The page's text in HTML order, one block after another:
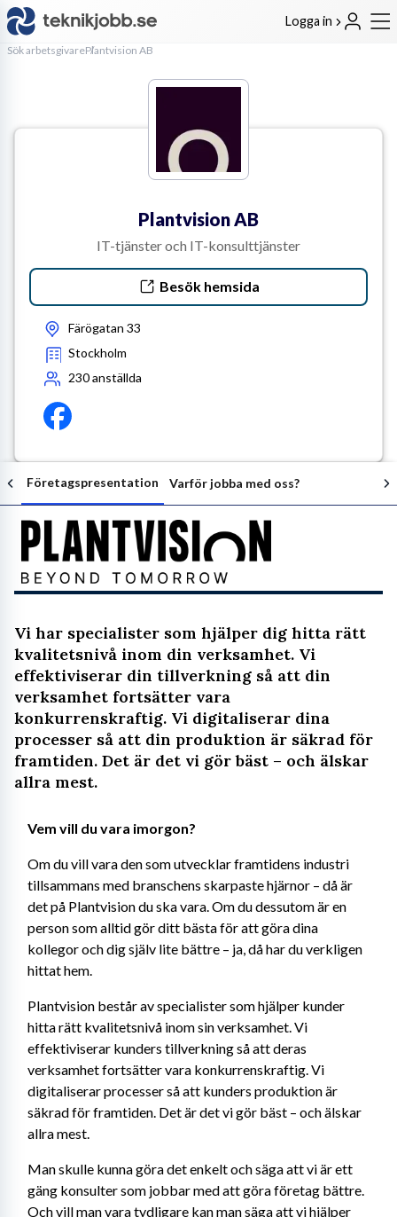
Logga in
Sök arbetsgivarePlantvision AB
Plantvision AB
IT-tjänster och IT-konsulttjänster
Besök hemsida
Färögatan 33
Stockholm
230anställda
Företagspresentation Varför jobba med oss?
Vi har specialister som hjälper dig hitta rätt
kvalitetsnivå inom din verksamhet. Vi
effektiviserar din tillverkning så att din
verksamhet fortsätter vara
konkurrenskraftig. Vi digitaliserar dina
processer så att din produktion är säkrad för
framtiden. Det är det vi gör bäst – och älskar
allra mest.
Vem vill du vara imorgon?
Om du vill vara den som utvecklar framtidens industri
tillsammans med branschens skarpaste hjärnor – då är
det på Plantvision du ska vara. Om du dessutom är en
person som alltid gör ditt bästa för att göra dina
kollegor och dig själv lite bättre – ja, då har du verkligen
hittat hem.
Plantvision består av specialister som hjälper kunder
hitta rätt kvalitetsnivå inom sin verksamhet. Vi
effektiviserar kunders tillverkning så att deras
verksamhet fortsätter vara konkurrenskraftig. Vi
digitaliserar processer så att kunders produktion är
säkrad för framtiden. Det är det vi gör bäst – och älskar
allra mest.
Man skulle kunna göra det enkelt och säga att vi är ett
gäng konsulter som jobbar med att göra företag bättre.
Och vill man vara tydligare kan man säga att vi hjälper